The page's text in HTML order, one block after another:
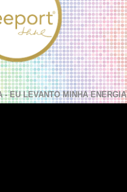
- EU LEVANTO MINHA ENERGIA